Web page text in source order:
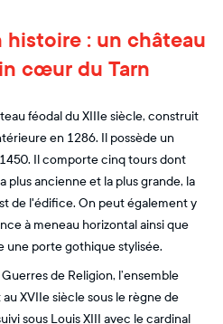
histoire : un château
cœur du Tarn
féodal du XIIIe siècle, construit
en 1286. Il possède un
Il comporte cinq tours dont
plus ancienne et la plus grande, la
de l'édifice. On peut également y
à meneau horizontal ainsi que
une porte gothique stylisée.
de Religion, l’ensemble
XVIIe siècle sous le règne de
sous Louis XIII avec le cardinal